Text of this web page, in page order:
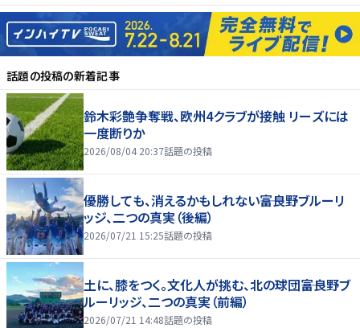
話題の投稿の新着記事
鈴木彩艶争奪戦、欧州4クラブが接触 リーズには
一度断りか
2026/08/04 20:37話題の投稿
優勝しても、消えるかもしれない――富良野ブルーリ
ッジ、二つの真実（後編）
2026/07/21 15:25話題の投稿
土に、膝をつく。文化人が挑む、北の球団――富良野ブ
ルーリッジ、二つの真実（前編）
2026/07/21 14:48話題の投稿